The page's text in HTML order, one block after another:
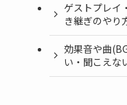
ゲストプレイ
き継ぎのやり
効果音や曲
い・聞こえな